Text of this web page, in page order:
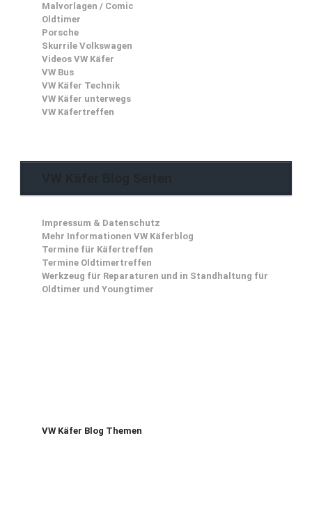
Malvorlagen / Comic
Oldtimer
Porsche
Skurrile Volkswagen
Videos VW Käfer
VW Bus
VW Käfer Technik
VW Käfer unterwegs
VW Käfertreffen
Impressum & Datenschutz
Mehr Informationen VW Käferblog
Termine für Käfertreffen
Termine Oldtimertreffen
Werkzeug für Reparaturen und in Standhaltung für
Oldtimer und Youngtimer
VW Käfer Blog Themen